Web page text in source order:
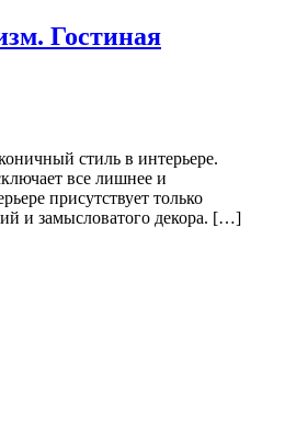
Гостиная
стиль в интерьере.
все лишнее и
присутствует только
и замысловатого декора. […]